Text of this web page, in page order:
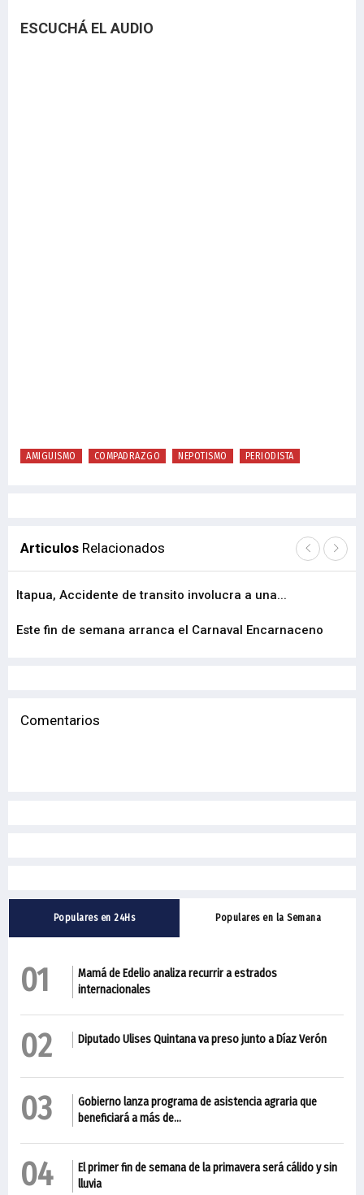
ESCUCHÁ EL AUDIO
AMIGUISMO COMPADRAZGO NEPOTISMO PERIODISTA
Articulos Relacionados
Itapua, Accidente de transito involucra a una...
Este fin de semana arranca el Carnaval Encarnaceno
Comentarios
Populares en 24Hs Populares en la Semana
01
Mamá de Edelio analiza recurrir a estrados
internacionales
02 Diputado Ulises Quintana va preso junto a Díaz Verón
03
Gobierno lanza programa de asistencia agraria que
beneficiará a más de...
04
El primer fin de semana de la primavera será cálido y sin
lluvia